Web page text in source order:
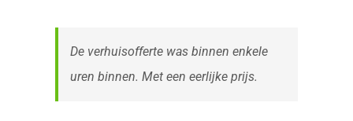
De verhuisofferte was binnen enkele
uren binnen. Met een eerlijke prijs.